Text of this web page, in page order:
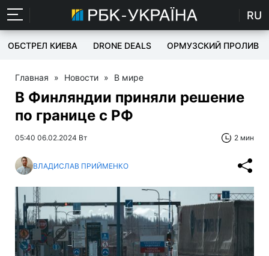
RU
ОБСТРЕЛ КИЕВА DRONE DEALS ОРМУЗСКИЙ ПРОЛИВ
Главная » Новости » В мире
В Финляндии приняли решение
по границе с РФ
05:40 06.02.2024 Вт 2 мин
ВЛАДИСЛАВ ПРИЙМЕНКО